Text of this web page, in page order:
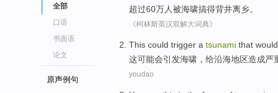
全部
口语
书面语
论文
原声例句
超过60万人被海啸搞得背井离乡。
《柯林斯英汉双解大词典》
This could trigger a tsunami that would
这可能会引发海啸 ，给沿海地区造成严
youdao